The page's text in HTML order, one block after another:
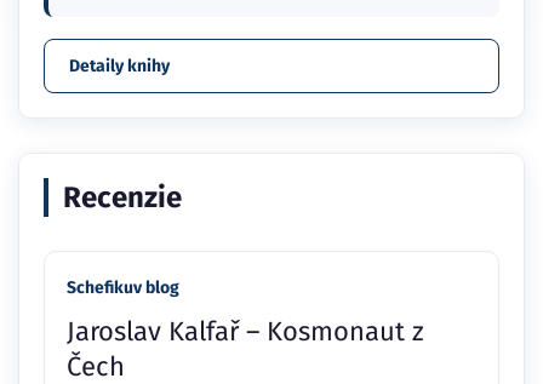
Detaily knihy
Recenzie
Schefikuv blog
Jaroslav Kalfař – Kosmonaut z
Čech